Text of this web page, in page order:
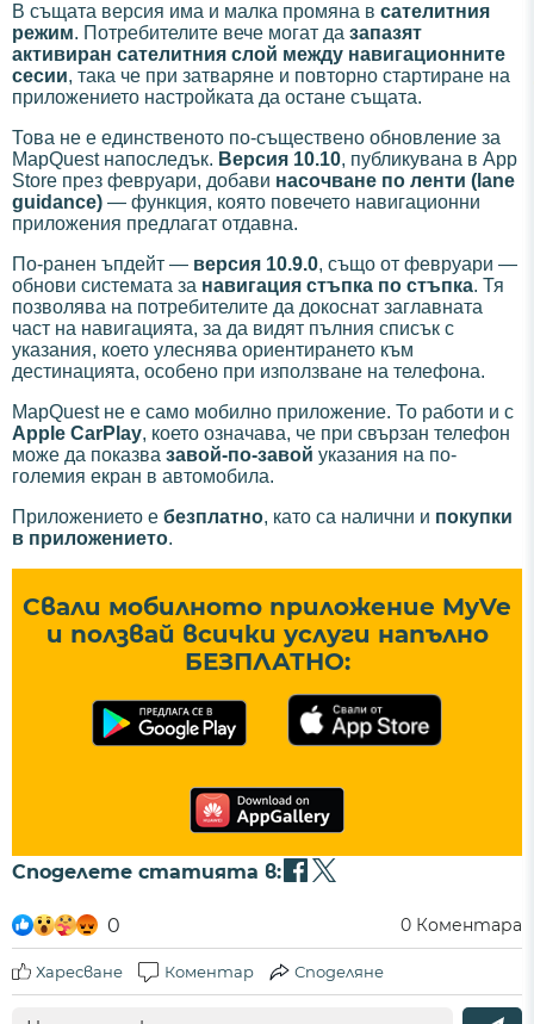
В същата версия има и малка промяна в сателитния
режим. Потребителите вече могат да запазят
активиран сателитния слой между навигационните
сесии, така че при затваряне и повторно стартиране на
приложението настройката да остане същата.
Това не е единственото по-съществено обновление за
MapQuest напоследък. Версия 10.10, публикувана в App
Store през февруари, добави насочване по ленти (lane
guidance) — функция, която повечето навигационни
приложения предлагат отдавна.
По-ранен ъпдейт — версия 10.9.0, също от февруари —
обнови системата за навигация стъпка по стъпка. Тя
позволява на потребителите да докоснат заглавната
част на навигацията, за да видят пълния списък с
указания, което улеснява ориентирането към
дестинацията, особено при използване на телефона.
MapQuest не е само мобилно приложение. То работи и с
Apple CarPlay, което означава, че при свързан телефон
може да показва завой-по-завой указания на по-
големия екран в автомобила.
Приложението е безплатно, като са налични и покупки
в приложението.
Свали мобилното приложение MyVe
и ползвай всички услуги напълно
БЕЗПЛАТНО:
Споделете статията в:
0 0 Коментара
Харесване Коментар Споделяне